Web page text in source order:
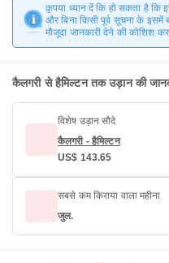
कृपया ध्यान दें कि हो सकता है
और बिना किसी पूर्व सूचना के
मौजूदा जानकारी देने की कोशिश
कैलगरी से हैमिल्टन तक उड़ान की
विशेष उड़ान सौदे
कैलगरी - हैमिल्टन
US$ 143.65
सबसे कम किराया वाला महीना
जुल.